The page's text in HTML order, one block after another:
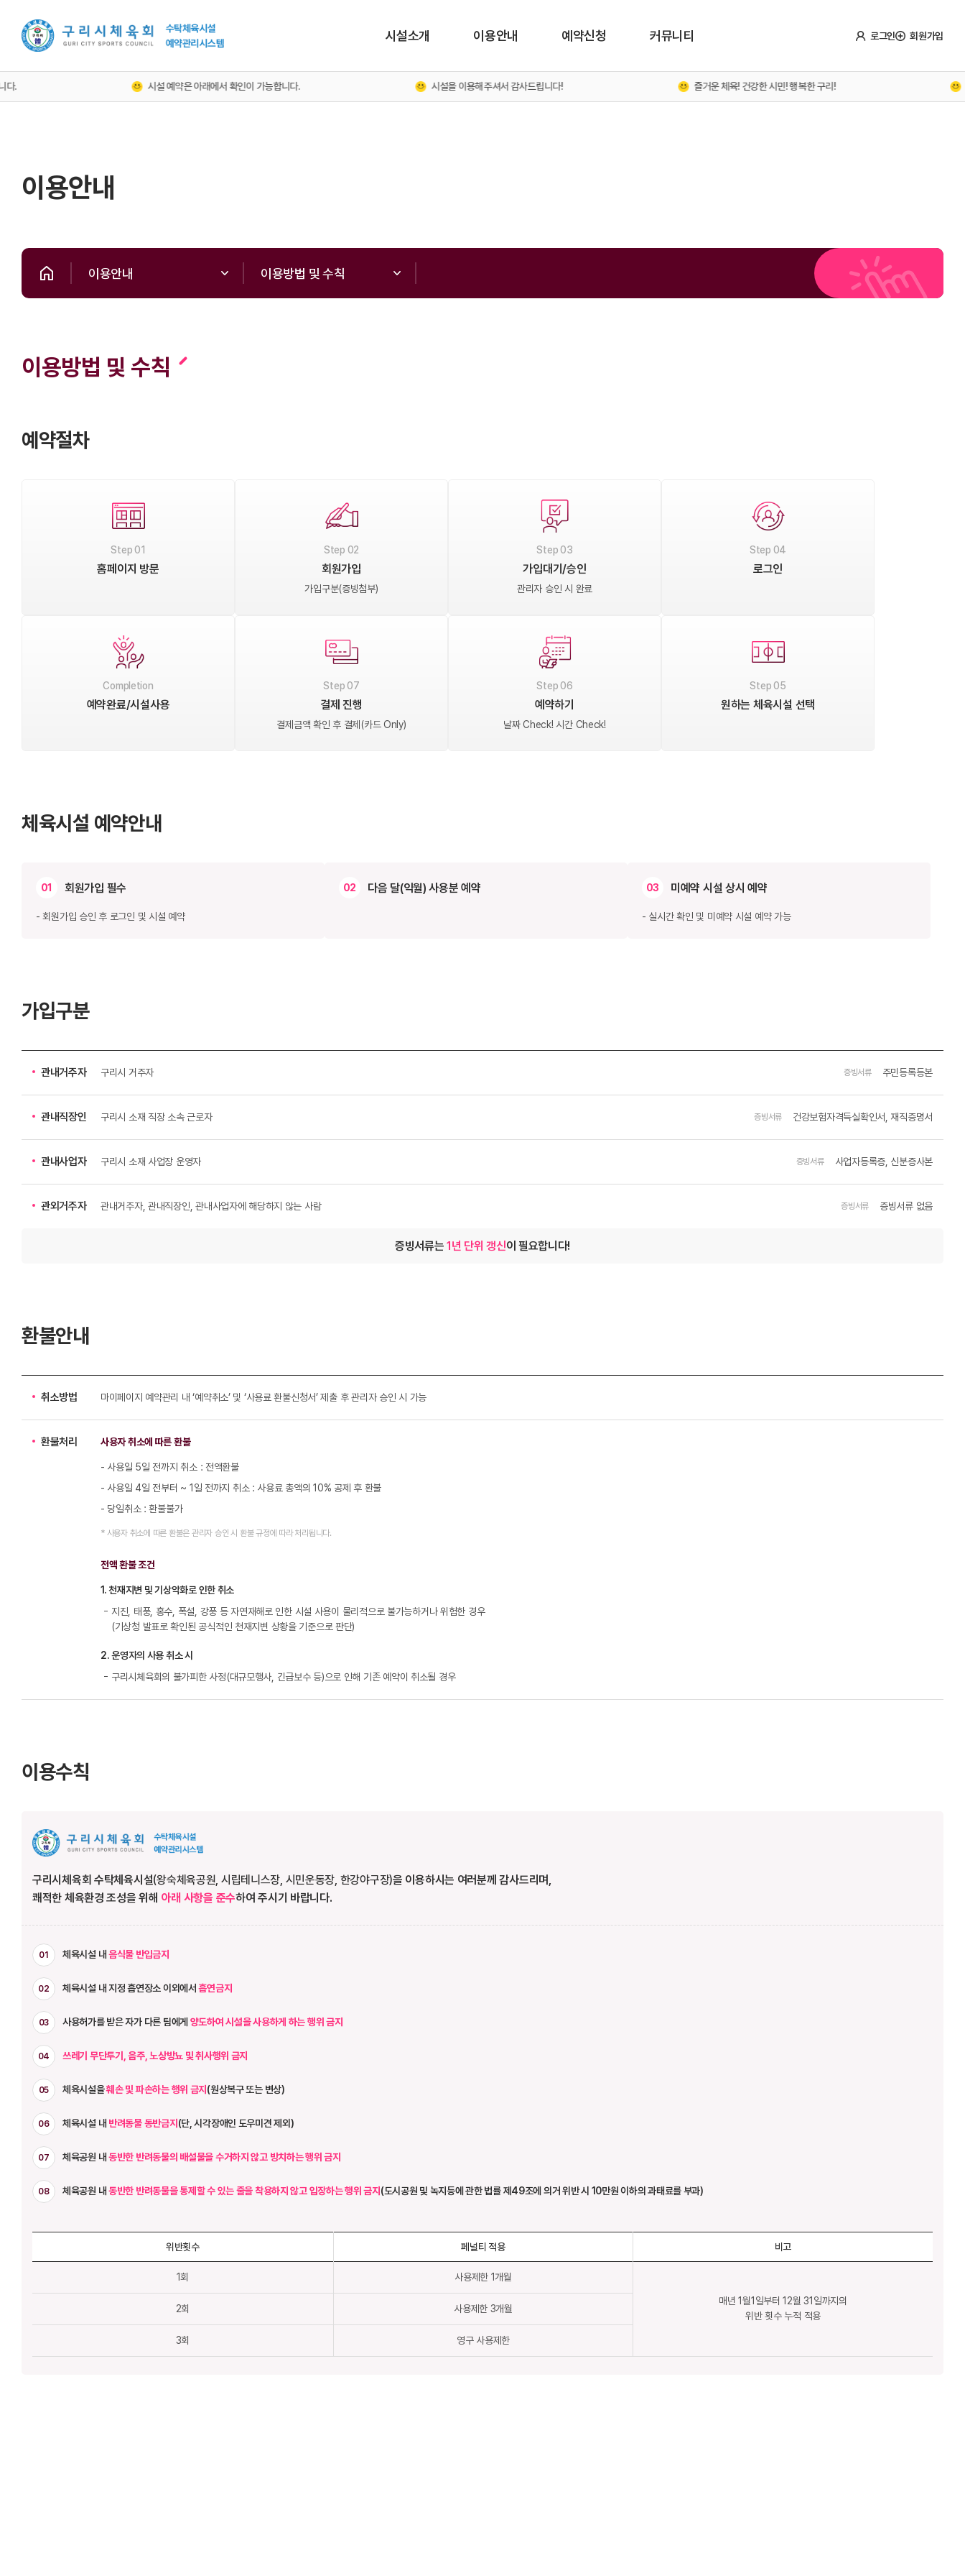
시설소개 이용안내 예약신청 커뮤니티 로그인 회원가입
시설 예약은 아래에서 확인이 가능합니다. 시설을 이용해주셔서 감사드립니다! 즐거운 체육! 건강한 시민! 행복한 구리! 구리시
이용안내
이용안내 이용방법 및 수칙
이용방법 및 수칙
예약절차
Step 01
홈페이지 방문
Step 02
회원가입
가입구분(증빙첨부)
Step 03
가입대기/승인
관리자 승인 시 완료
Step 04
로그인
Step 05
원하는 체육시설 선택
Step 06
예약하기
날짜 Check! 시간 Check!
Step 07
결제 진행
결제금액 확인 후 결제(카드 Only)
Completion
예약완료/시설사용
체육시설 예약안내
01 회원가입 필수
- 회원가입 승인 후 로그인 및 시설 예약
02 다음 달(익월) 사용분 예약 03 미예약 시설 상시 예약
- 실시간 확인 및 미예약 시설 예약 가능
가입구분
관내거주자 구리시 거주자 증빙서류 주민등록등본
관내직장인 구리시 소재 직장 소속 근로자 증빙서류 건강보험자격득실확인서, 재직증명서
관내사업자 구리시 소재 사업장 운영자 증빙서류 사업자등록증, 신분증사본
관외거주자 관내거주자, 관내직장인, 관내사업자에 해당하지 않는 사람 증빙서류 증빙서류 없음
증빙서류는1년 단위 갱신이 필요합니다!
환불안내
취소방법 마이페이지 예약관리 내 ‘예약취소’ 및 ‘사용료 환불신청서’ 제출 후 관리자 승인 시 가능
환불처리 사용자 취소에 따른 환불
- 사용일 5일 전까지 취소 : 전액환불
- 사용일 4일 전부터 ~ 1일 전까지 취소 : 사용료 총액의 10% 공제 후 환불
- 당일취소 : 환불불가
* 사용자 취소에 따른 환불은 관리자 승인 시 환불 규정에 따라 처리됩니다.
전액 환불 조건
1. 천재지변 및 기상악화로 인한 취소
지진, 태풍, 홍수, 폭설, 강풍 등 자연재해로 인한 시설 사용이 물리적으로 불가능하거나 위험한 경우
(기상청 발표로 확인된 공식적인 천재지변 상황을 기준으로 판단)
2. 운영자의 사용 취소 시
구리시체육회의 불가피한 사정(대규모행사, 긴급보수 등)으로 인해 기존 예약이 취소될 경우
이용수칙
구리시체육회 수탁체육시설(왕숙체육공원, 시립테니스장, 시민운동장, 한강야구장)을 이용하시는 여러분께 감사드리며,
쾌적한 체육환경 조성을 위해 아래 사항을 준수하여 주시기 바랍니다.
01 체육시설 내음식물 반입금지
02 체육시설 내 지정 흡연장소 이외에서흡연금지
03 사용허가를 받은 자가 다른 팀에게 양도하여 시설을 사용하게 하는 행위 금지
04 쓰레기 무단투기, 음주, 노상방뇨 및 취사행위 금지
05 체육시설을훼손 및 파손하는 행위 금지 (원상복구 또는 변상)
06 체육시설 내 반려동물 동반금지 (단, 시각장애인 도우미견 제외)
07 체육공원 내동반한 반려동물의 배설물을 수거하지 않고 방치하는 행위 금지
08 체육공원 내동반한 반려동물을 통제할 수 있는 줄을 착용하지 않고 입장하는 행위 금지 (도시공원 및 녹지등에 관한 법률 제49조에 의거 위반 시 10만원 이하의 과태료를 부과)
위반횟수 페널티 적용 비고
1회 사용제한 1개월
매년 1월1일부터 12월 31일까지의
위반 횟수 누적 적용
2회 사용제한 3개월
3회 영구 사용제한